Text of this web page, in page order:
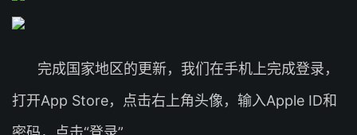
完成国家地区的更新，我们在手机上完成登录，
打开App Store，点击右上角头像，输入Apple ID和